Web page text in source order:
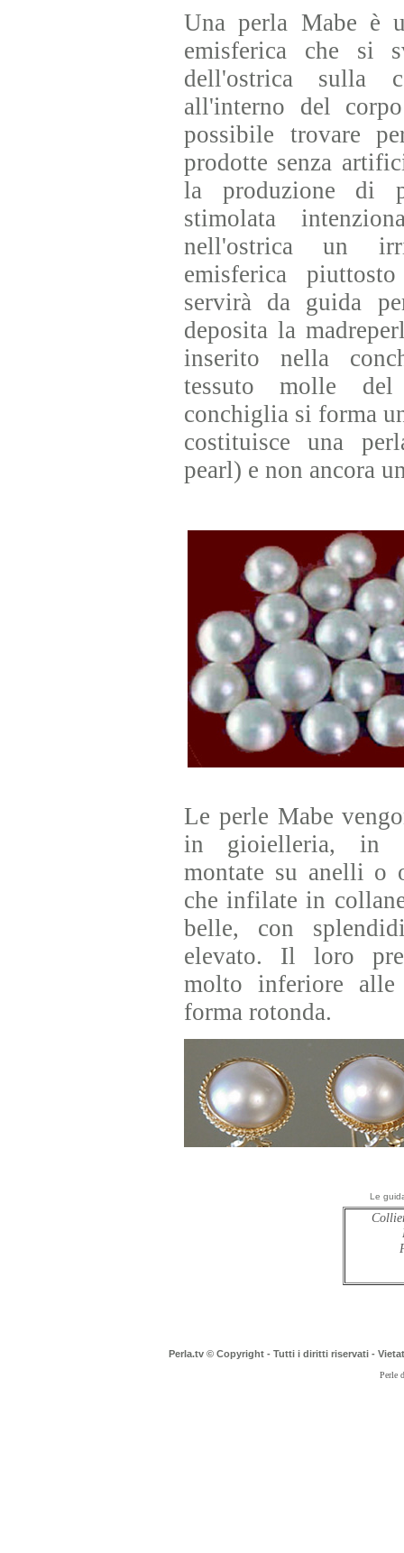
Una perla Mabe è
emisferica che si
dell'ostrica sulla
all'interno del
possibile trovare
prodotte senza
la produzione di
stimolata
nell'ostrica un
emisferica
servirà da guida
deposita la
inserito nella
tessuto molle
conchiglia si forma
costituisce una
pearl) e non ancora
Le perle Mabe
in gioielleria, in
montate su anelli o
che infilate in
belle, con
elevato. Il loro
molto inferiore
forma rotonda.
Le
Perla.tv © Copyright - Tutti i diritti riservati -
Perle